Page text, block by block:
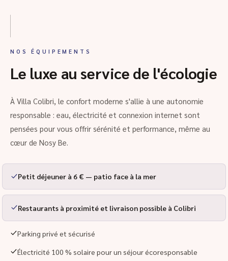
NOS ÉQUIPEMENTS
Le luxe au service de l'écologie
À Villa Colibri, le confort moderne s'allie à une autonomie
responsable : eau, électricité et connexion internet sont
pensées pour vous offrir sérénité et performance, même au
cœur de Nosy Be.
Petit déjeuner à 6 € — patio face à la mer
Restaurants à proximité et livraison possible à Colibri
Parking privé et sécurisé
Électricité 100 % solaire pour un séjour écoresponsable